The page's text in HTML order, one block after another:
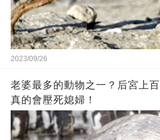
2023/09/26
老婆最多的動物之一？后宮上
真的會壓死媳婦！